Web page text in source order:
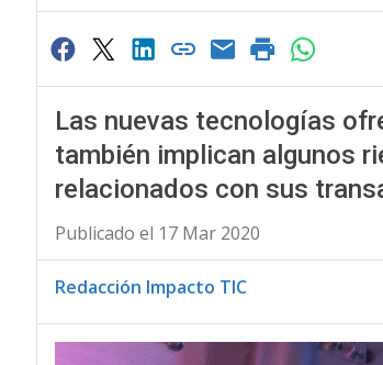
Las nuevas tecnologías
también implican algunos
relacionados con sus
Publicado el 17 Mar 2020
Redacción Impacto TIC